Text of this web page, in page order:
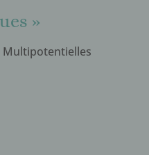
»
Multipotentielles